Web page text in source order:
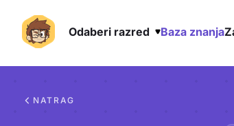
Odaberi razred Baza znanja
NATRAG